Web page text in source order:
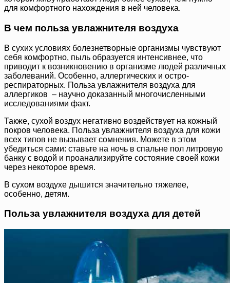
для комфортного нахождения в ней человека.
В чем польза увлажнителя воздуха
В сухих условиях болезнетворные организмы чувствуют
себя комфортно, пыль образуется интенсивнее, что
приводит к возникновению в организме людей различных
заболеваний. Особенно, аллергических и остро-
респираторных. Польза увлажнителя воздуха для
аллергиков – научно доказанный многочисленными
исследованиями факт.
Также, сухой воздух негативно воздействует на кожный
покров человека. Польза увлажнителя воздуха для кожи
всех типов не вызывает сомнения. Можете в этом
убедиться сами: ставьте на ночь в спальне пол литровую
банку с водой и проанализируйте состояние своей кожи
через некоторое время.
В сухом воздухе дышится значительно тяжелее,
особенно, детям.
Польза увлажнителя воздуха для детей